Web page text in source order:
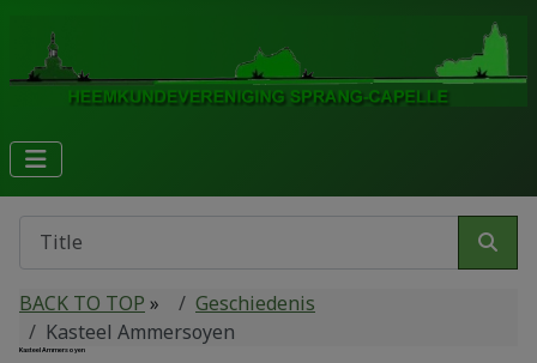
BACK TO TOP »
Geschiedenis
Kasteel Ammersoyen
Kasteel Ammersoyen